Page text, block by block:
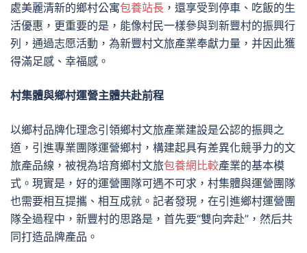
處美麗清新的鄉村公寓包養站長 ，還享受到停車、吃飯的生
活優惠，更重要的是，能像村民一樣參與到新豐村的振興行
列，通過志愿活動，為新豐村文旅產業奉獻力量，并因此獲
得滿足感、幸福感。
村集體與鄉村運營主體共赴前程
以鄉村品牌化理念引領鄉村文旅產業建設是公認的振興之
道，引進專業團隊運營鄉村，構建起具有差異化競爭力的文
旅產品線，被視為培育鄉村文旅包養網比較產業的基本模
式。現實是，好的運營團隊可遇不可求，村集體與運營團隊
也需要相互提攜、相互成就。記者發現，在引進鄉村運營團
隊全過程中，新豐村的思路是，首先要“雙向奔赴”，然后共
同打造品牌產品。